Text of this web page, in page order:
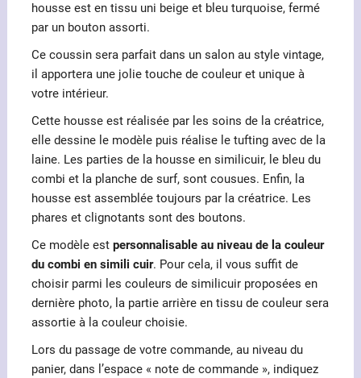
housse est en tissu uni beige et bleu turquoise, fermé
par un bouton assorti.
Ce coussin sera parfait dans un salon au style vintage,
il apportera une jolie touche de couleur et unique à
votre intérieur.
Cette housse est réalisée par les soins de la créatrice,
elle dessine le modèle puis réalise le tufting avec de la
laine. Les parties de la housse en similicuir, le bleu du
combi et la planche de surf, sont cousues. Enfin, la
housse est assemblée toujours par la créatrice. Les
phares et clignotants sont des boutons.
Ce modèle est personnalisable au niveau de la couleur
du combi en simili cuir. Pour cela, il vous suffit de
choisir parmi les couleurs de similicuir proposées en
dernière photo, la partie arrière en tissu de couleur sera
assortie à la couleur choisie.
Lors du passage de votre commande, au niveau du
panier, dans l’espace « note de commande », indiquez